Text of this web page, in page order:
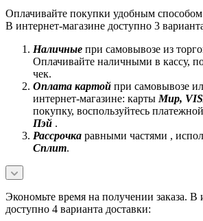
Оплачивайте покупки удобным
В интернет-магазине доступно 3
Наличные при самовывозе из
Оплачивайте наличными в кассу,
чек.
Оплата картой при самовывозе
интернет-магазине: карты Mир,
покупку, воспользуйтесь
Пэй .
Рассрочка равными частями ,
Сплит.
Экономьте время на получении заказа. В
доступно 4 варианта доставки: